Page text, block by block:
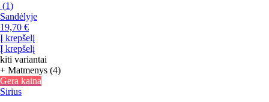
(1)
Sandėlyje
19,70 €
Į krepšelį
Į krepšelį
kiti variantai
+ Matmenys (4)
Gera kaina
Sirius